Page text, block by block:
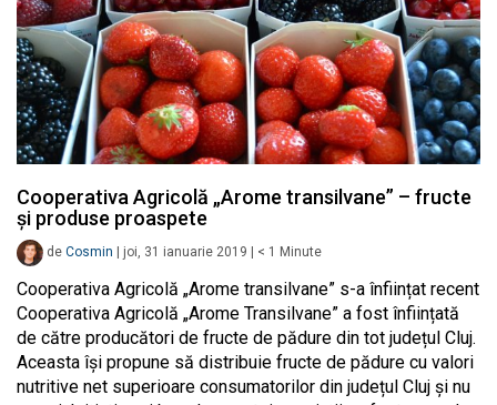
Cooperativa Agricolă „Arome transilvane” – fructe
și produse proaspete
de Cosmin joi, 31 ianuarie 2019 < 1 Minute
Cooperativa Agricolă „Arome transilvane” s-a înființat recent
Cooperativa Agricolă „Arome Transilvane” a fost înființată
de către producători de fructe de pădure din tot județul Cluj.
Aceasta își propune să distribuie fructe de pădure cu valori
nutritive net superioare consumatorilor din județul Cluj și nu